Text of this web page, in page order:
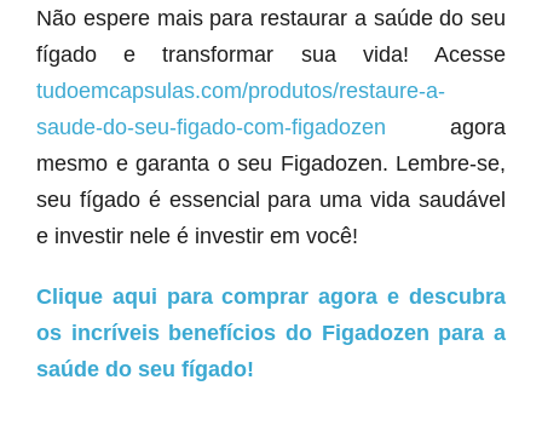
Não espere mais para restaurar a saúde do seu
fígado e transformar sua vida! Acesse
tudoemcapsulas.com/produtos/restaure-a-
saude-do-seu-figado-com-figadozen agora
mesmo e garanta o seu Figadozen. Lembre-se,
seu fígado é essencial para uma vida saudável
e investir nele é investir em você!
Clique aqui para comprar agora e descubra
os incríveis benefícios do Figadozen para a
saúde do seu fígado!